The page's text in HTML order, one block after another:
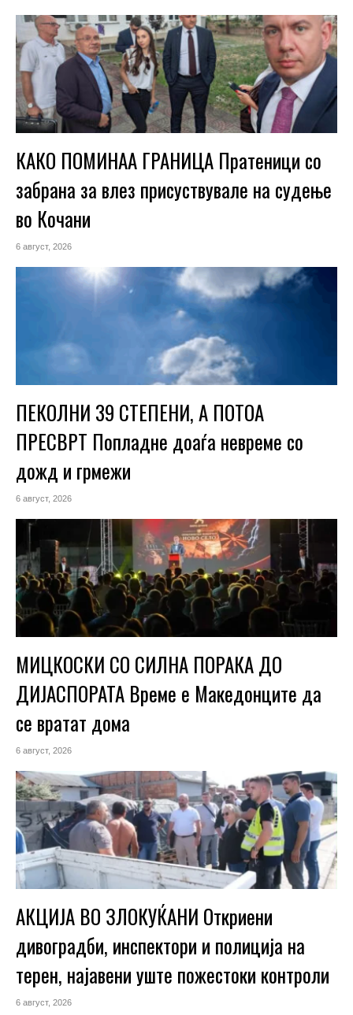
КАКО ПОМИНАА ГРАНИЦА Пратеници со
забрана за влез присуствувале на судење
во Кочани
6 август, 2026
ПЕКОЛНИ 39 СТЕПЕНИ, А ПОТОА
ПРЕСВРТ Попладне доаѓа невреме со
дожд и грмежи
6 август, 2026
МИЦКОСКИ СО СИЛНА ПОРАКА ДО
ДИЈАСПОРАТА Време е Македонците да
се вратат дома
6 август, 2026
АКЦИЈА ВО ЗЛОКУЌАНИ Откриени
дивоградби, инспектори и полиција на
терен, најавени уште пожестоки контроли
6 август, 2026